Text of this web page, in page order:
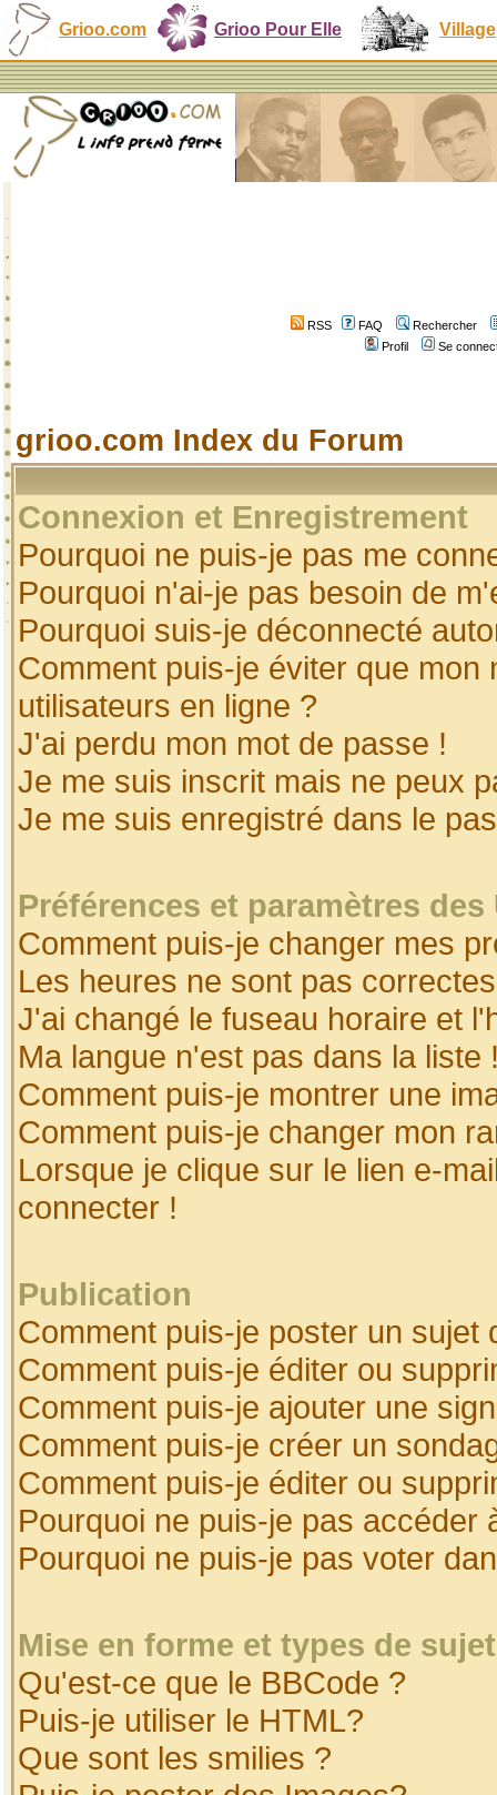
Grioo.com Grioo Pour Elle Village
RSS FAQ
Rechercher
Profil
Se
grioo.com Index du Forum
Connexion et Enregistrement
Pourquoi ne puis-je pas me
Pourquoi n'ai-je pas besoin de
Pourquoi suis-je déconnecté
Comment puis-je éviter que
utilisateurs en ligne ?
J'ai perdu mon mot de passe !
Je me suis inscrit mais ne peux
Je me suis enregistré dans le
Préférences et paramètres
Comment puis-je changer mes
Les heures ne sont pas
J'ai changé le fuseau horaire et
Ma langue n'est pas dans la liste
Comment puis-je montrer une
Comment puis-je changer mon
Lorsque je clique sur le lien e-
connecter !
Publication
Comment puis-je poster un sujet
Comment puis-je éditer ou
Comment puis-je ajouter une
Comment puis-je créer un
Comment puis-je éditer ou
Pourquoi ne puis-je pas accéder
Pourquoi ne puis-je pas voter
Mise en forme et types de
Qu'est-ce que le BBCode ?
Puis-je utiliser le HTML?
Que sont les smilies ?